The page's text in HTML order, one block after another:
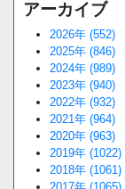
アーカイブ
2026年 (552)
2025年 (846)
2024年 (989)
2023年 (940)
2022年 (932)
2021年 (964)
2020年 (963)
2019年 (1022)
2018年 (1061)